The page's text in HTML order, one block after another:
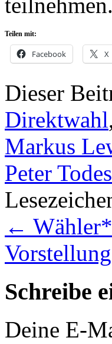
Teilen mit:
Facebook X
Dieser
Direktwahl
Markus
Peter
←
Schreibe
Deine E-